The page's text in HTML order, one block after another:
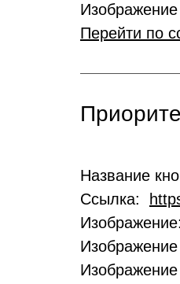
Перейти по
Название
Ссылка: